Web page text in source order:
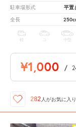
駐車場形式 平置
全長
軽 中型
¥1,000 /
282 人がお気に入